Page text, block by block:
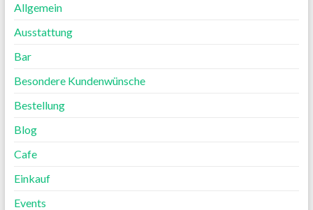
Allgemein
Ausstattung
Bar
Besondere Kundenwünsche
Bestellung
Blog
Cafe
Einkauf
Events